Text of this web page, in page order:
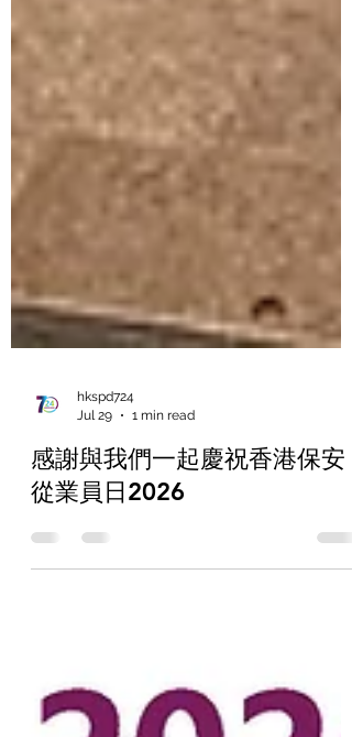
hkspd724
Jul 29
1 min read
感謝與我們一起慶祝香港保安
從業員日2026